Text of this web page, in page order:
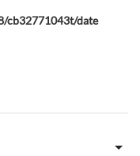
cb32771043t/date